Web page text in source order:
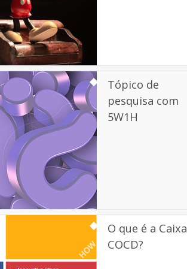
Tópico de
pesquisa com
5W1H
O que é a Caixa
COCD?